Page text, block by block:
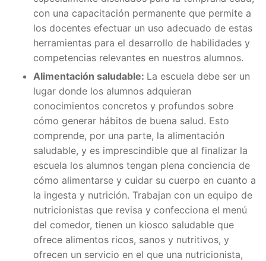
con una capacitación permanente que permite a
los docentes efectuar un uso adecuado de estas
herramientas para el desarrollo de habilidades y
competencias relevantes en nuestros alumnos.
Alimentación saludable: La escuela debe ser un
lugar donde los alumnos adquieran
conocimientos concretos y profundos sobre
cómo generar hábitos de buena salud. Esto
comprende, por una parte, la alimentación
saludable, y es imprescindible que al finalizar la
escuela los alumnos tengan plena conciencia de
cómo alimentarse y cuidar su cuerpo en cuanto a
la ingesta y nutrición. Trabajan con un equipo de
nutricionistas que revisa y confecciona el menú
del comedor, tienen un kiosco saludable que
ofrece alimentos ricos, sanos y nutritivos, y
ofrecen un servicio en el que una nutricionista,